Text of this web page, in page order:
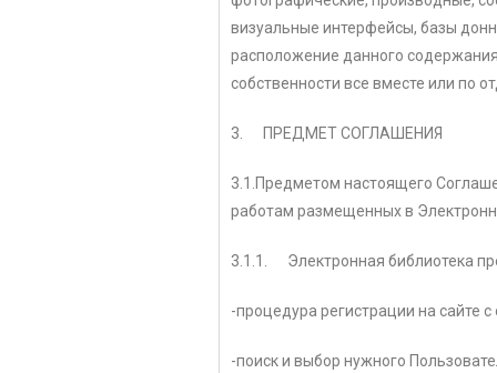
визуальные интерфейсы, базы
расположение данного
собственности все вместе или по
3. ПРЕДМЕТ СОГЛАШЕНИЯ
3.1.Предметом настоящего
работам размещенных в
3.1.1. Электронная библиотека
-процедура регистрации на сайте
-поиск и выбор нужного